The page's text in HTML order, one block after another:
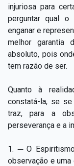
injuriosa para
perguntar qual
enganar e
melhor garantia
absoluto, pois
tem razão de ser.
Quanto à
constatá-la, se
traz, para a
perseverança e a
1. ─ O
observação e